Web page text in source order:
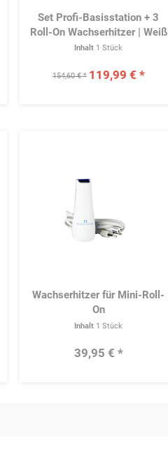
Set Profi-Basisstation + 3
Roll-On Wachserhitzer | Weiß
Inhalt 1 Stück
154,60 € * 119,99 € *
Wachserhitzer für Mini-Roll-
On
Inhalt 1 Stück
39,95 € *